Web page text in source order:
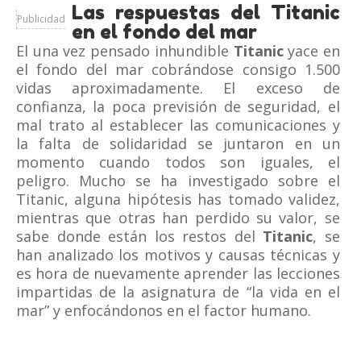
Publicidad Las respuestas del Titanic
en el fondo del mar
El una vez pensado inhundible Titanicyace en
el fondo del mar cobrándose consigo 1.500
vidas aproximadamente. El exceso de
confianza, la poca previsión de seguridad, el
mal trato al establecer las comunicaciones y
la falta de solidaridad se juntaron en un
momento cuando todos son iguales, el
peligro. Mucho se ha investigado sobre el
Titanic, alguna hipótesis has tomado validez,
mientras que otras han perdido su valor, se
sabe donde están los restos del Titanic, se
han analizado los motivos y causas técnicas y
es hora de nuevamente aprender las lecciones
impartidas de la asignatura de “la vida en el
mar” y enfocándonos en el factor humano.